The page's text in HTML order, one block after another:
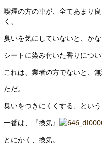
喫煙の方の車が、全てあまり
く、
臭いを気にしていないと、かな
シートに染み付いた香りにつ
これは、業者の方でないと、無
ただ。
臭いをつきにくくする、とい
一番は、『換気』
とにかく、換気。